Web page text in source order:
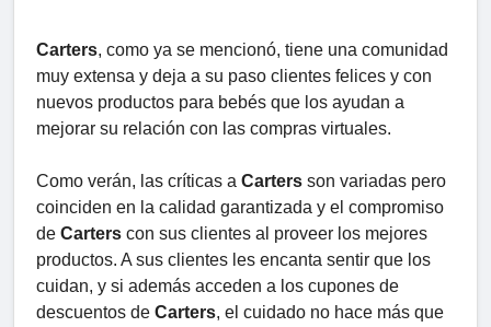
Carters, como ya se mencionó, tiene una comunidad
muy extensa y deja a su paso clientes felices y con
nuevos productos para bebés que los ayudan a
mejorar su relación con las compras virtuales.
Como verán, las críticas a Carters son variadas pero
coinciden en la calidad garantizada y el compromiso
de Carters con sus clientes al proveer los mejores
productos. A sus clientes les encanta sentir que los
cuidan, y si además acceden a los cupones de
descuentos de Carters, el cuidado no hace más que